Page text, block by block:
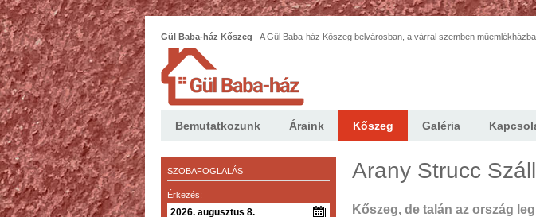
Gül Baba-ház Kőszeg - A Gül Baba-ház Kőszeg belvárosban, a várral szemben
bútorokkal berendezett, 2 szoba hallos lakás.
Bemutatkozunk Áraink Kőszeg Galéria
Arany Strucc
Kőszeg, de talán az ország
SZOBAFOGLALÁS
Érkezés: